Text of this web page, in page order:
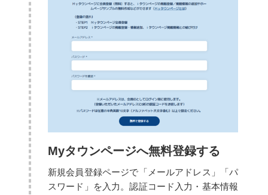
Myタウンページへ無料登録する
新規会員登録ページで「メールアドレス」「パ
スワード」を入力。認証コード入力・基本情報